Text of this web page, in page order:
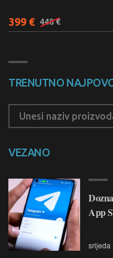
399 € 448 €
TRENUTNO
VEZANO
App
srijeda